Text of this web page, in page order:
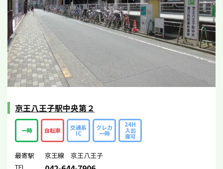
京王八王子駅中央第２
一時 自転車 交通系
IC
クレカ
一時
24H
入出
庫可
最寄駅
京王線 京王八王子
TEL